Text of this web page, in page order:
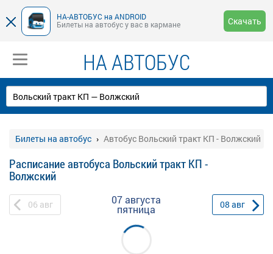
НА-АВТОБУС на ANDROID
Билеты на автобус у вас в кармане
Скачать
НА АВТОБУС
Билеты на автобус Автобус Вольский тракт КП - Волжский
Расписание автобуса Вольский тракт КП -
Волжский
06 авг 07 августа
пятница 08 авг